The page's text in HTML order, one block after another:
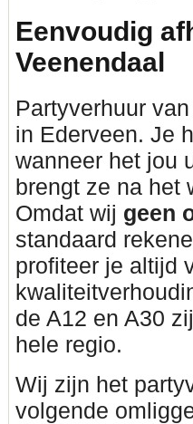
Eenvoudig
Veenendaal
Partyverhuur
in Ederveen. Je
wanneer het jou
brengt ze na het
Omdat wij geen
standaard
profiteer je altijd
de A12 en A30
hele regio.
Wij zijn het
volgende